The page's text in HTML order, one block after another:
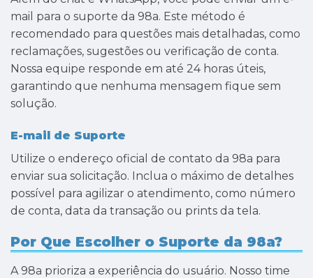
mail para o suporte da 98a. Este método é
recomendado para questões mais detalhadas, como
reclamações, sugestões ou verificação de conta.
Nossa equipe responde em até 24 horas úteis,
garantindo que nenhuma mensagem fique sem
solução.
E-mail de Suporte
Utilize o endereço oficial de contato da 98a para
enviar sua solicitação. Inclua o máximo de detalhes
possível para agilizar o atendimento, como número
de conta, data da transação ou prints da tela.
Por Que Escolher o Suporte da 98a?
A 98a prioriza a experiência do usuário. Nosso time